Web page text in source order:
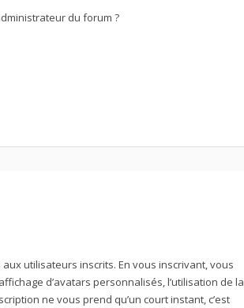
du forum ?
utilisateurs inscrits. En vous inscrivant, vous
d’avatars personnalisés, l’utilisation de la
ne vous prend qu’un court instant, c’est